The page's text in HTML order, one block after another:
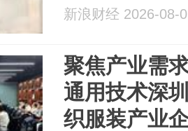
新浪财经 2026-08-
聚焦产业需
通用技术深
织服装产业